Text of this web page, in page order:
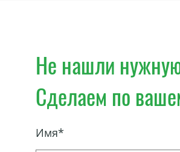
Не нашли
Сделаем по
Имя*